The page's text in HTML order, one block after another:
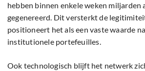
hebben binnen enkele weken miljarden
gegenereerd. Dit versterkt de
positioneert het als een vaste waarde
institutionele portefeuilles.
Ook technologisch blijft het netwerk